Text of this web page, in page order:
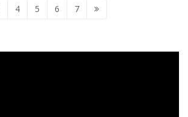
4 5 6 7